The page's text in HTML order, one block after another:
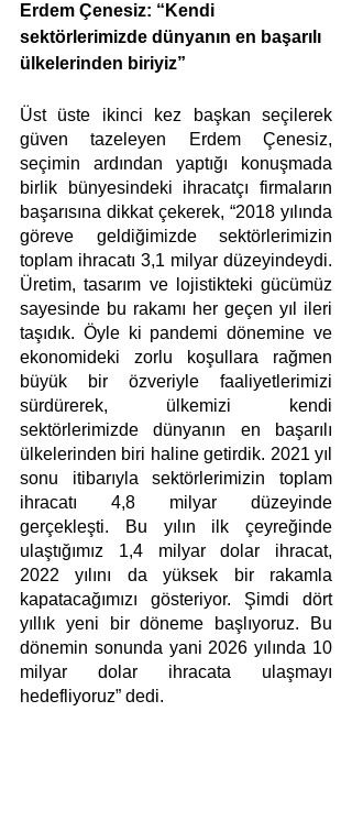
Erdem Çenesiz: “Kendi
sektörlerimizde dünyanın en başarılı
ülkelerinden biriyiz”
Üst üste ikinci kez başkan seçilerek
güven tazeleyen Erdem Çenesiz,
seçimin ardından yaptığı konuşmada
birlik bünyesindeki ihracatçı firmaların
başarısına dikkat çekerek, “2018 yılında
göreve geldiğimizde sektörlerimizin
toplam ihracatı 3,1 milyar düzeyindeydi.
Üretim, tasarım ve lojistikteki gücümüz
sayesinde bu rakamı her geçen yıl ileri
taşıdık. Öyle ki pandemi dönemine ve
ekonomideki zorlu koşullara rağmen
büyük bir özveriyle faaliyetlerimizi
sürdürerek, ülkemizi kendi
sektörlerimizde dünyanın en başarılı
ülkelerinden biri haline getirdik. 2021 yıl
sonu itibarıyla sektörlerimizin toplam
ihracatı 4,8 milyar düzeyinde
gerçekleşti. Bu yılın ilk çeyreğinde
ulaştığımız 1,4 milyar dolar ihracat,
2022 yılını da yüksek bir rakamla
kapatacağımızı gösteriyor. Şimdi dört
yıllık yeni bir döneme başlıyoruz. Bu
dönemin sonunda yani 2026 yılında 10
milyar dolar ihracata ulaşmayı
hedefliyoruz” dedi.